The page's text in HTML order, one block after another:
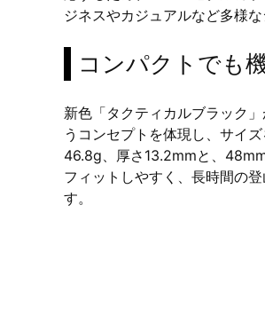
ジネスやカジュアルなど多様
コンパクトでも
新色「タクティカルブラック
うコンセプトを体現し、サイ
46.8g、厚さ13.2mmと、
フィットしやすく、長時間の
す。